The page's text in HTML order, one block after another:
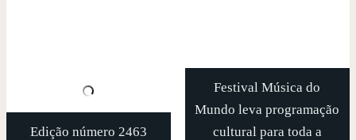
Edição número 2463
Festival Música do
Mundo leva programação
cultural para toda a